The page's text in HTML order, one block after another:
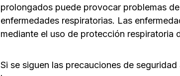
prolongados puede provocar problemas
enfermedades respiratorias. Las
mediante el uso de protección respiratoria
Si se siguen las precauciones de